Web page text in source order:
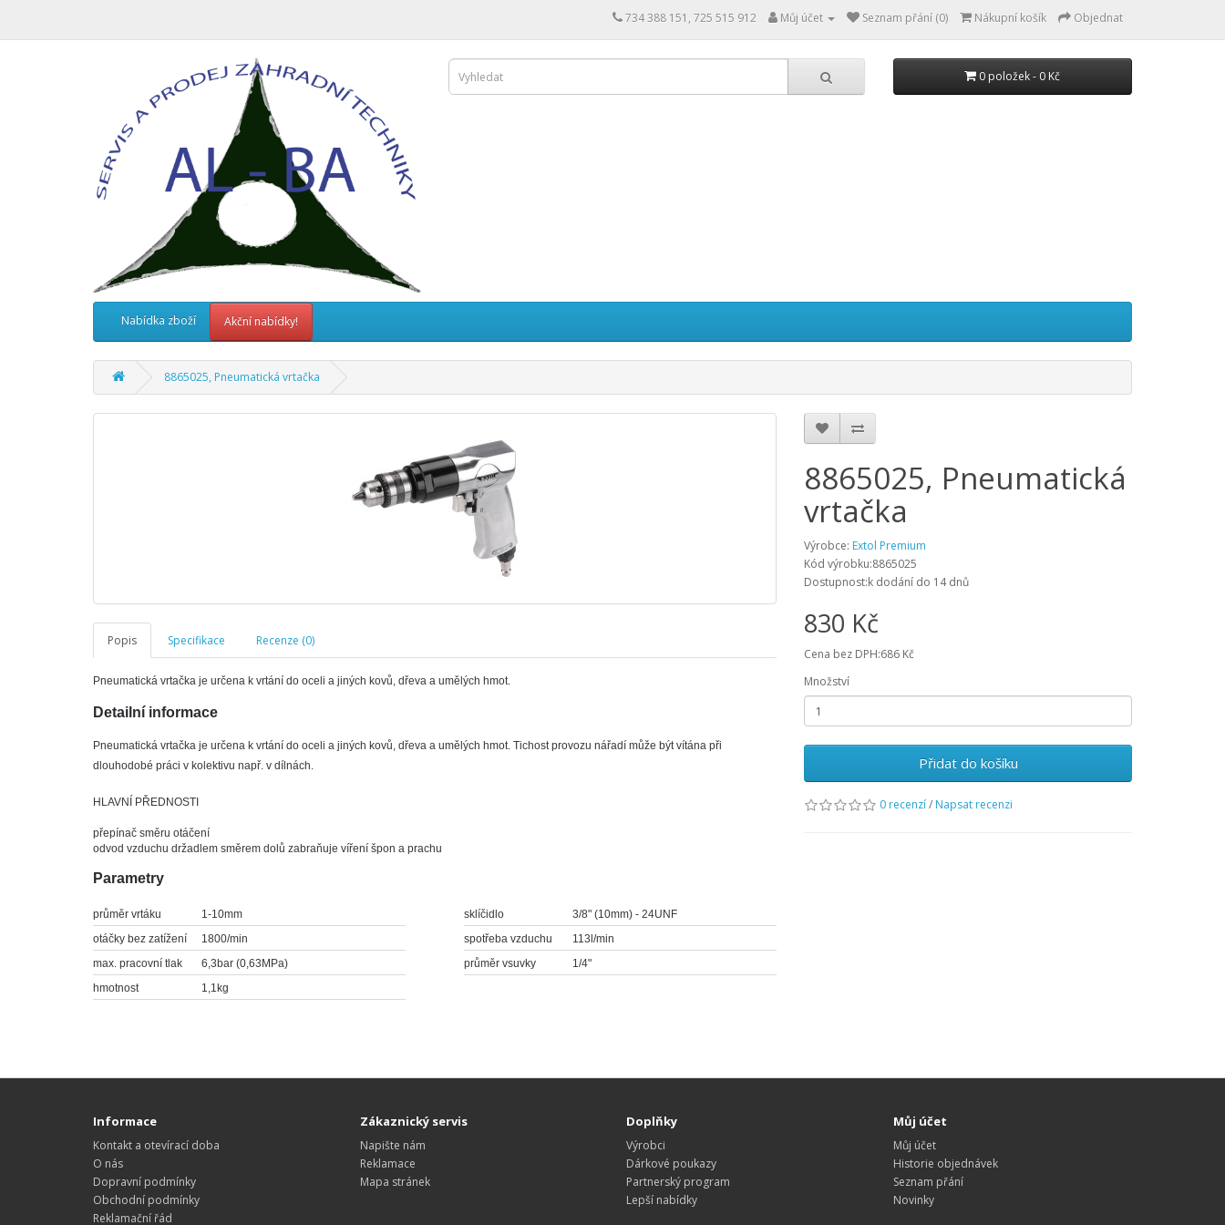
734 388 151, 725 515 912 Můj účet Seznam přání (0) Nákupní košík Objednat
0 položek - 0 Kč
Nabídka zboží Akční nabídky!
8865025, Pneumatická vrtačka
Popis Specifikace Recenze (0)
Pneumatická vrtačka je určena k vrtání do oceli a jiných kovů, dřeva a umělých hmot.
Detailní informace
Pneumatická vrtačka je určena k vrtání do oceli a jiných kovů, dřeva a umělých hmot. Tichost provozu nářadí může být vítána při
dlouhodobé práci v kolektivu např. v dílnách.
HLAVNÍ PŘEDNOSTI
přepínač směru otáčení
odvod vzduchu držadlem směrem dolů zabraňuje víření špon a prachu
Parametry
průměr vrtáku 1-10mm sklíčidlo
3/8" (10mm) - 24UNF
otáčky bez zatížení
1800/min spotřeba vzduchu
113l/min
max. pracovní tlak
6,3bar (0,63MPa) průměr vsuvky
1/4"
hmotnost
1,1kg
8865025, Pneumatická
vrtačka
Výrobce: Extol Premium
Kód výrobku:8865025
Dostupnost:k dodání do 14 dnů
830 Kč
Cena bez DPH:686 Kč
Množství
Přidat do košíku
0 recenzí/ Napsat recenzi
Informace
Kontakt a otevírací doba
O nás
Dopravní podmínky
Obchodní podmínky
Reklamační řád
Zákaznický servis
Napište nám
Reklamace
Mapa stránek
Doplňky
Výrobci
Dárkové poukazy
Partnerský program
Lepší nabídky
Můj účet
Můj účet
Historie objednávek
Seznam přání
Novinky